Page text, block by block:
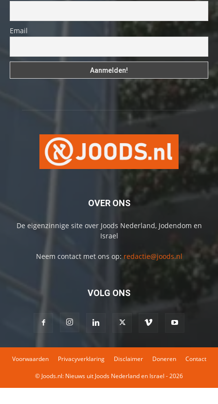
Email
OVER ONS
De eigenzinnige site over Joods Nederland, Jodendom en
Israel
Neem contact met ons op: redactie@joods.nl
VOLG ONS
Voorwaarden Privacyverklaring Disclaimer Doneren Contact
© Joods.nl: Nieuws uit Joods Nederland en Israel - 2026